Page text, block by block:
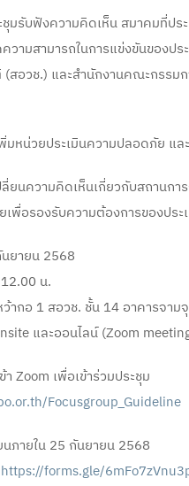
มรับฟังความคิดเห็น สมาคมที่ปร
วามสามารถในการแข่งขันของป
สอวช.) และสำนักงานคณะกรรม
มหน่วยประเมินความปลอดภัย แล
ลี่ยนความคิดเห็นเกี่ยวกับสถานก
เพื่อรองรับความต้องการของปร
ยายน 2568
น.
ากอ 1 สอวช. ชั้น 14 อาคารจาม
และออนไลน์ (Zoom
Zoom เพื่อเข้าร่วมประชุม
Focusgroup_Guideline
ภายใน 25 กันยายน 2568
https://forms.gle/